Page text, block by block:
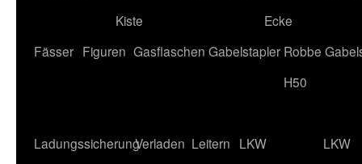
Kiste
Ecke
Fässer Figuren Gasflaschen Gabelstapler Robbe
H50
LadungssicherungVerladen Leitern LKW
LKW